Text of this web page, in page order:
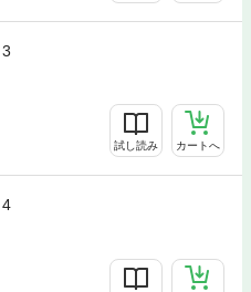
試し読み カートへ